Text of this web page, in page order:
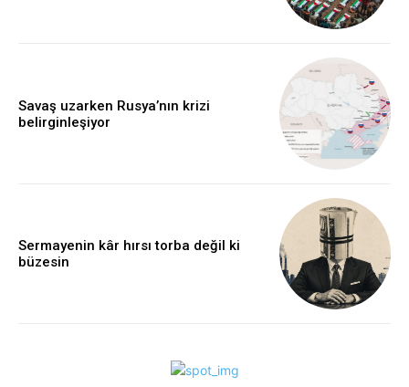
Savaş uzarken Rusya’nın krizi
belirginleşiyor
Sermayenin kâr hırsı torba değil ki
büzesin